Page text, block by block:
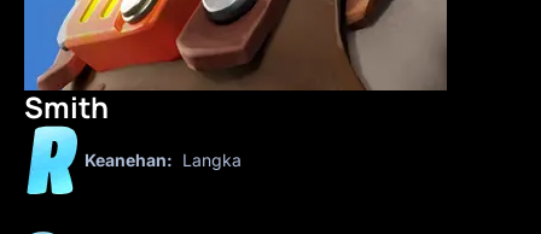
Smith
Keanehan: Langka